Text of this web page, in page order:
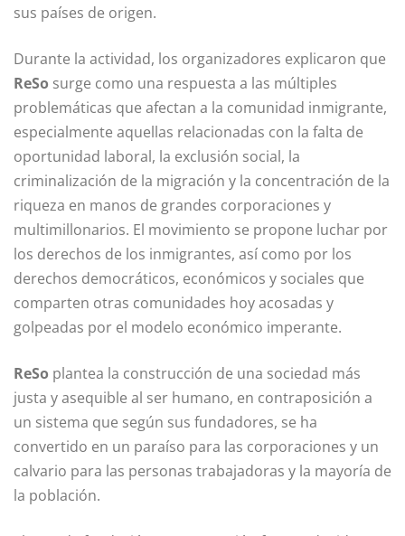
sus países de origen.
Durante la actividad, los organizadores explicaron que
ReSo surge como una respuesta a las múltiples
problemáticas que afectan a la comunidad inmigrante,
especialmente aquellas relacionadas con la falta de
oportunidad laboral, la exclusión social, la
criminalización de la migración y la concentración de la
riqueza en manos de grandes corporaciones y
multimillonarios. El movimiento se propone luchar por
los derechos de los inmigrantes, así como por los
derechos democráticos, económicos y sociales que
comparten otras comunidades hoy acosadas y
golpeadas por el modelo económico imperante.
ReSo plantea la construcción de una sociedad más
justa y asequible al ser humano, en contraposición a
un sistema que según sus fundadores, se ha
convertido en un paraíso para las corporaciones y un
calvario para las personas trabajadoras y la mayoría de
la población.